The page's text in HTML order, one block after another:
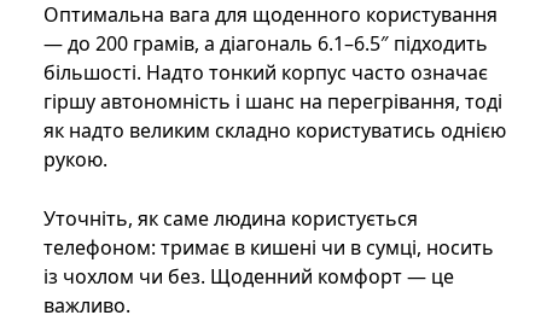
Оптимальна вага для щоденного користування
— до 200 грамів, а діагональ 6.1–6.5″ підходить
більшості. Надто тонкий корпус часто означає
гіршу автономність і шанс на перегрівання, тоді
як надто великим складно користуватись однією
рукою.
Уточніть, як саме людина користується
телефоном: тримає в кишені чи в сумці, носить
із чохлом чи без. Щоденний комфорт — це
важливо.